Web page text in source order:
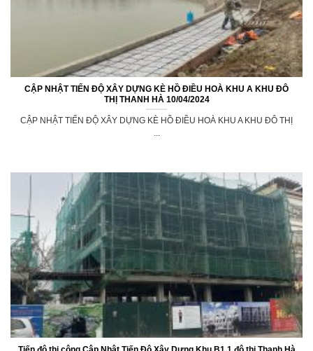
CẬP NHẬT TIẾN ĐỘ XÂY DỰNG KÈ HỒ ĐIỀU HOÀ KHU A KHU ĐÔ
THỊ THANH HÀ 10/04/2024
CẬP NHẬT TIẾN ĐỘ XÂY DỰNG KÈ HỒ ĐIỀU HOÀ KHU A KHU ĐÔ THỊ
Tiến độ thi công Cập Nhật Tiến Độ Xây Dựng Khu B1.1 đô thị Thanh Hà